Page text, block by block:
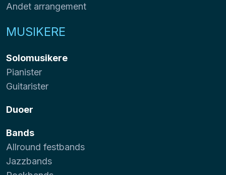
Andet arrangement
MUSIKERE
Solomusikere
Pianister
Guitarister
Duoer
Bands
Allround festbands
Jazzbands